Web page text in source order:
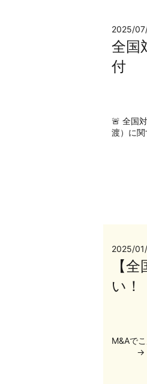
2025/
全国
付
🚨 全国
渡）に
2025/
【
い！
M&Aで
→ 表明